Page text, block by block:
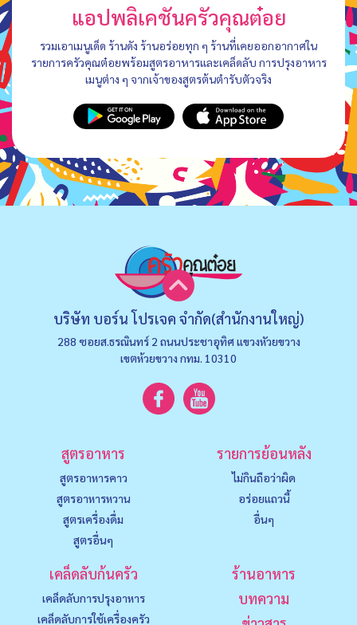
แอปพลิเคชันครัวคุณต๋อย
รวมเอาเมนูเด็ด ร้านดัง ร้านอร่อยทุก ๆ ร้านที่เคยออกอากาศใน
รายการครัวคุณต๋อยพร้อมสูตรอาหารและเคล็ดลับ การปรุงอาหาร
เมนูต่าง ๆ จากเจ้าของสูตรต้นตำรับตัวจริง
บริษัท บอร์น โปรเจค จำกัด(สำนักงานใหญ่)
288 ซอยส.ธรณินทร์ 2 ถนนประชาอุทิศ แขวงหัวยขวาง
เขตห้วยขวาง กทม. 10310
สูตรอาหาร
สูตรอาหารคาว
สูตรอาหารหวาน
สูตรเครื่องดื่ม
สูตรอื่นๆ
รายการย้อนหลัง
ไม่กินถือว่าผิด
อร่อยแถวนี้
อื่นๆ
เคล็ดลับก้นครัว
เคล็ดลับการปรุงอาหาร
เคล็ดลับการใช้เครื่องครัว
ร้านอาหาร
บทความ